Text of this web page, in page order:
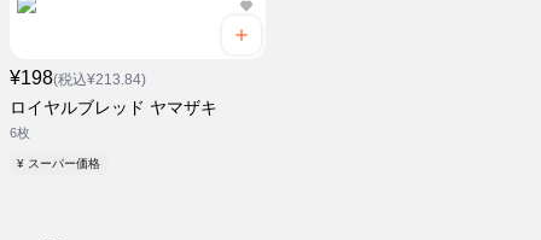
¥198(税込¥213.84)
ロイヤルブレッド ヤマザキ
6枚
¥ スーパー価格